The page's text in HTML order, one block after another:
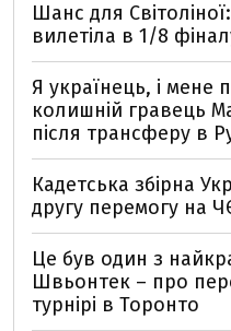
Шанс для
вилетіла в 1/8
Я українець, і мене
колишній гравець
після трансферу в
Кадетська збірна
другу перемогу на
Це був один з
Швьонтек – про
турнірі в Торонто